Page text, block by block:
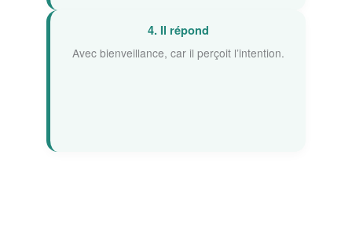
4. Il répond
Avec bienveillance, car il perçoit l’intention.